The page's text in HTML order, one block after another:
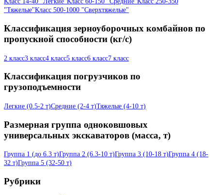
"Тяжелые"Класс 500-1000 "Сверхтяжелые"
Классификация зерноуборочных комбайнов по
пропускной способности (кг/с)
2 класс3 класс4 класс5 класс6 класс7 класс
Классификация погрузчиков по
грузоподъемности
Легкие (0.5-2 т)Средние (2-4 т)Тяжелые (4-10 т)
Размерная группа одноковшовых
универсальных экскаваторов (масса, т)
Группа 1 (до 6.3 т)Группа 2 (6.3-10 т)Группа 3 (10-18 т)Группа 4 (18-
32 т)Группа 5 (32-50 т)
Рубрики